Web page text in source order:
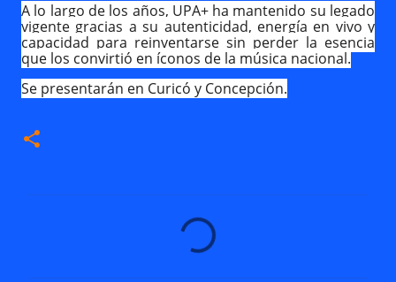
A lo largo de los años, UPA+ ha mantenido su legado
vigente gracias a su autenticidad, energía en vivo y
capacidad para reinventarse sin perder la esencia
que los convirtió en íconos de la música nacional.
Se presentarán en Curicó y Concepción.